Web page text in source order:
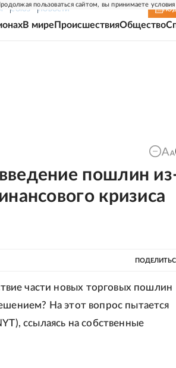
пользоваться сайтом, вы принимаете условия
СОЮЗ НОВОСТИ
В мире ПроисшествияОбщество
пошлин
кризиса
части новых торговых пошлин
На этот вопрос пытается
ссылаясь на собственные